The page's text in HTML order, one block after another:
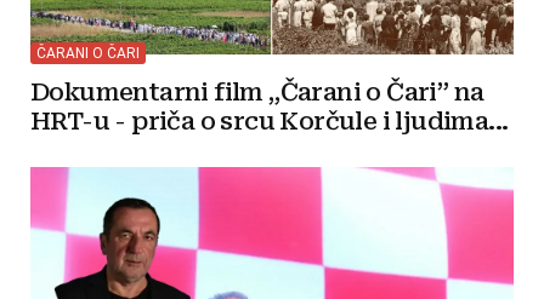
ČARANI O ČARI
Dokumentarni film „Čarani o Čari” na
HRT-u - priča o srcu Korčule i ljudima...